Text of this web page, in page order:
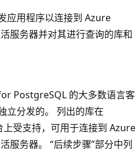
应用程序以连接到 Azure
服务器并对其进行查询的库和
PostgreSQL 的大多数语言客
立分发的。 列出的库在
受支持，可用于连接到 Azure
服务器。 “后续步骤”部分中列